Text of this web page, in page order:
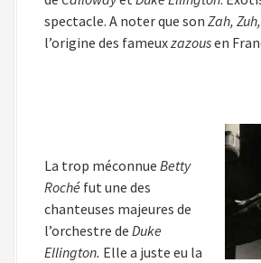
spectacle. A noter que son Zah,
l’origine des fameuxzazousen
La trop méconnue Betty
Roché fut une des
chanteuses majeures de
l’orchestre de Duke
Ellington. Elle a juste eu la